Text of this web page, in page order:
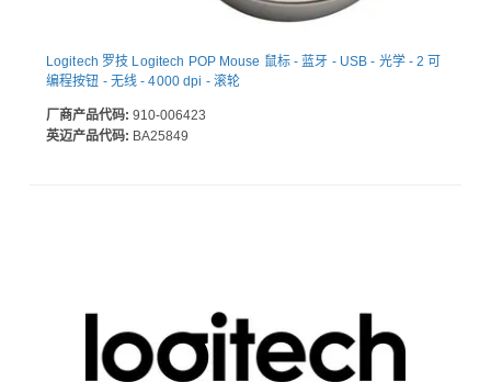
Logitech 罗技 Logitech POP Mouse 鼠标 - 蓝牙 - USB - 光学 - 2 可
编程按钮 - 无线 - 4000 dpi - 滚轮
厂商产品代码: 910-006423
英迈产品代码: BA25849